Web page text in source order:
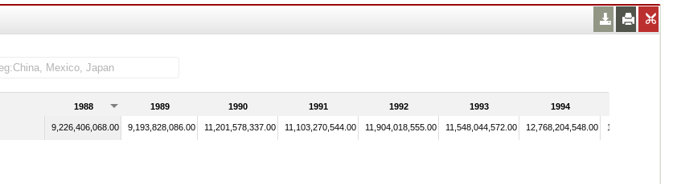
1988 1989 1990 1991 1992 1993 1994
9,226,406,068.00 9,193,828,086.00 11,201,578,337.00 11,103,270,544.00 11,904,018,555.00 11,548,044,572.00 12,768,204,548.00